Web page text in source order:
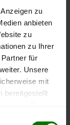
zu
anbieten
zu
zu Ihrer
für
Unsere
mit
bereitgestellt
Mai
in Deutschland
-Seite